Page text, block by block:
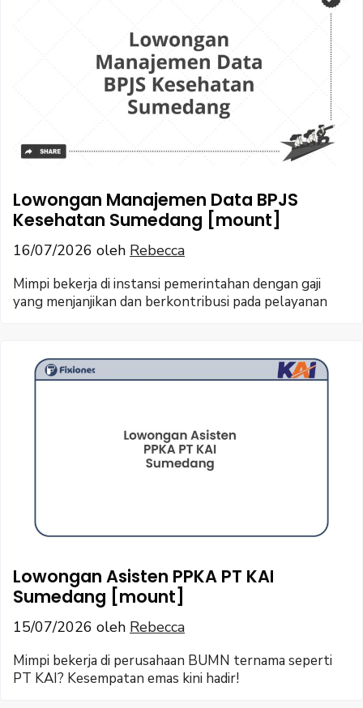
Lowongan Manajemen Data BPJS
Kesehatan Sumedang [mount]
16/07/2026 oleh Rebecca
Mimpi bekerja di instansi pemerintahan dengan gaji
yang menjanjikan dan berkontribusi pada pelayanan
Lowongan Asisten PPKA PT KAI
Sumedang [mount]
15/07/2026 oleh Rebecca
Mimpi bekerja di perusahaan BUMN ternama seperti
PT KAI? Kesempatan emas kini hadir!